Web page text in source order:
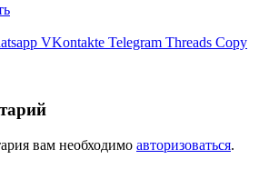
VKontakte Telegram Threads Copy
вам необходимо авторизоваться.